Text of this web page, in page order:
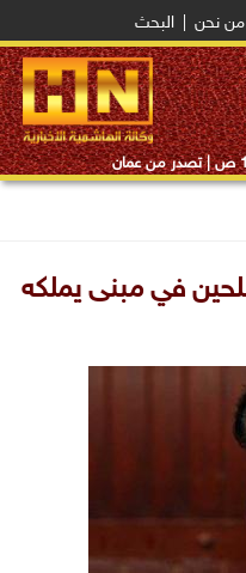
من نحن البحث
| تصدر من عمان
في مبنى يملكه